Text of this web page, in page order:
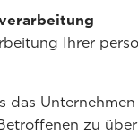
Ihrer
das
zu